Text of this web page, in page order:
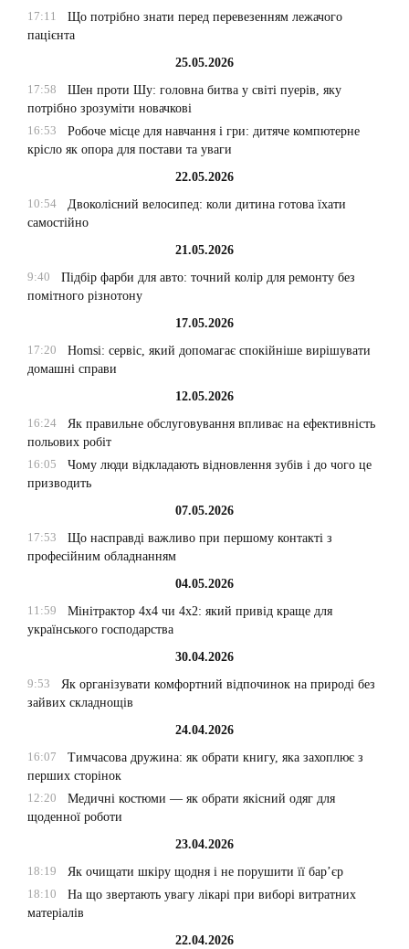
17:11
Що потрібно знати перед перевезенням лежачого
пацієнта
25.05.2026
17:58
Шен проти Шу: головна битва у світі пуерів, яку
потрібно зрозуміти новачкові
16:53
Робоче місце для навчання і гри: дитяче компютерне
крісло як опора для постави та уваги
22.05.2026
10:54
Двоколісний велосипед: коли дитина готова їхати
самостійно
21.05.2026
9:40
Підбір фарби для авто: точний колір для ремонту без
помітного різнотону
17.05.2026
17:20
Homsi: сервіс, який допомагає спокійніше вирішувати
домашні справи
12.05.2026
16:24
Як правильне обслуговування впливає на ефективність
польових робіт
16:05
Чому люди відкладають відновлення зубів і до чого це
призводить
07.05.2026
17:53
Що насправді важливо при першому контакті з
професійним обладнанням
04.05.2026
11:59
Мінітрактор 4х4 чи 4х2: який привід краще для
українського господарства
30.04.2026
9:53
Як організувати комфортний відпочинок на природі без
зайвих складнощів
24.04.2026
16:07
Тимчасова дружина: як обрати книгу, яка захоплює з
перших сторінок
12:20
Медичні костюми — як обрати якісний одяг для
щоденної роботи
23.04.2026
18:19
Як очищати шкіру щодня і не порушити її бар’єр
18:10
На що звертають увагу лікарі при виборі витратних
матеріалів
22.04.2026